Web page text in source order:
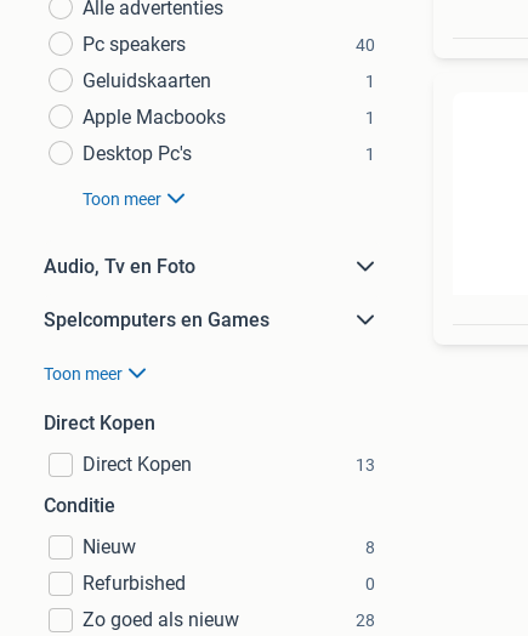
Alle advertenties
Pc speakers
40
Geluidskaarten 1
Apple Macbooks 1
Desktop Pc's 1
Toon meer
Audio, Tv en Foto
Spelcomputers en Games
Toon meer
Direct Kopen
Direct Kopen
13
Conditie
Nieuw
8
Refurbished 0
Zo goed als nieuw 28